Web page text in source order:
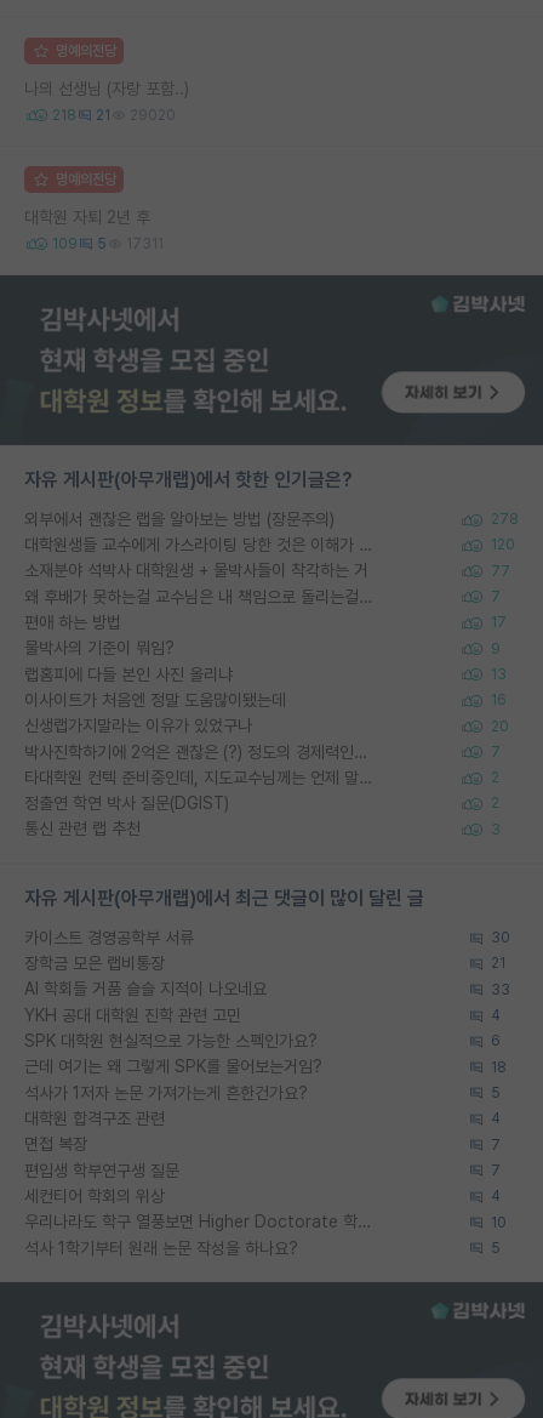
명예의전당
나의 선생님 (자랑 포함..)
218 21 29020
명예의전당
대학원 자퇴 2년 후
109 5 17311
자유 게시판(아무개랩)에서 핫한 인기글은?
외부에서 괜찮은 랩을 알아보는 방법 (장문주의) 278
대학원생들 교수에게 가스라이팅 당한 것은 이해가 갑니다. 안타깝네요. 120
소재분야 석박사 대학원생 + 물박사들이 착각하는 거 77
왜 후배가 못하는걸 교수님은 내 책임으로 돌리는걸까요? 7
편애 하는 방법 17
물박사의 기준이 뭐임? 9
랩홈피에 다들 본인 사진 올리냐 13
이사이트가 처음엔 정말 도움많이됐는데 16
신생랩가지말라는 이유가 있었구나 20
박사진학하기에 2억은 괜찮은 (?) 정도의 경제력인가요 7
타대학원 컨텍 준비중인데, 지도교수님께는 언제 말씀드려야 할까요? 2
정출연 학연 박사 질문(DGIST) 2
통신 관련 랩 추천 3
자유 게시판(아무개랩)에서 최근 댓글이 많이 달린 글
카이스트 경영공학부 서류 30
장학금 모은 랩비통장 21
AI 학회들 거품 슬슬 지적이 나오네요 33
YKH 공대 대학원 진학 관련 고민 4
SPK 대학원 현실적으로 가능한 스펙인가요? 6
근데 여기는 왜 그렇게 SPK를 물어보는거임? 18
석사가 1저자 논문 가져가는게 흔한건가요? 5
대학원 합격구조 관련 4
면접 복장 7
편입생 학부연구생 질문 7
세컨티어 학회의 위상 4
우리나라도 학구 열풍보면 Higher Doctorate 학위가 필요하다고 봅니다. 10
석사 1학기부터 원래 논문 작성을 하나요? 5